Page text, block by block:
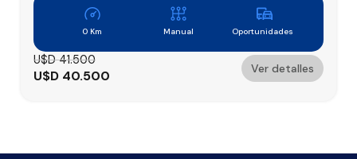
0 Km Manual Oportunidades
U$D41.500
U$D 40.500 Ver detalles